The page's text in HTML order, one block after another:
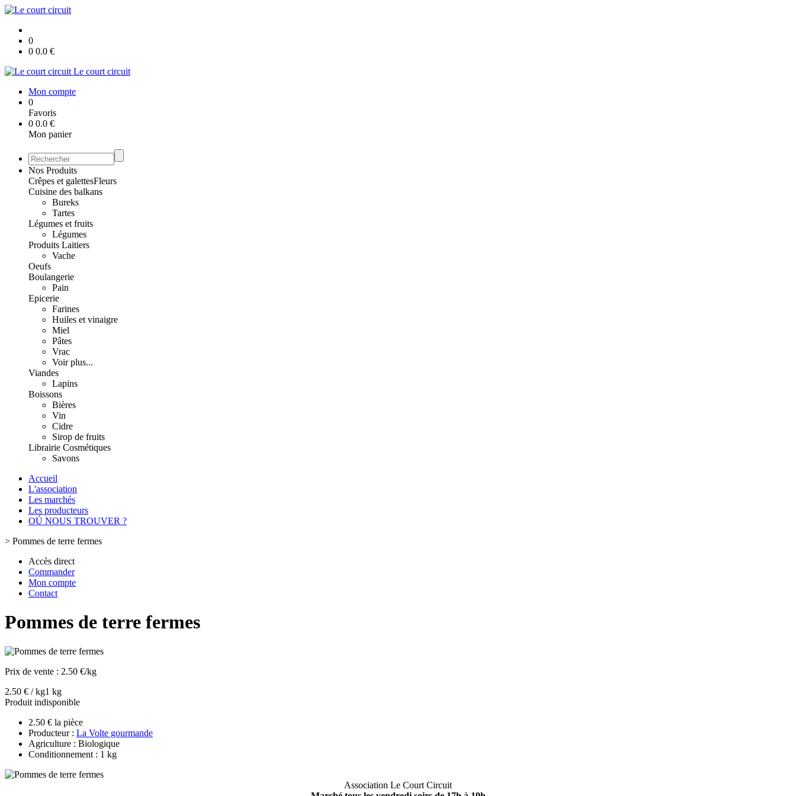
0
0 0.0 €
Le court circuit
Mon compte
0
Favoris
0 0.0 €
Mon panier
Nos Produits
Crêpes et galettesFleurs
Cuisine des balkans
Bureks
Tartes
Légumes et fruits
Légumes
Produits Laitiers
Vache
Oeufs
Boulangerie
Pain
Epicerie
Farines
Huiles et vinaigre
Miel
Pâtes
Vrac
Voir plus...
Viandes
Lapins
Boissons
Bières
Vin
Cidre
Sirop de fruits
Librairie Cosmétiques
Savons
Accueil
L'association
Les marchés
Les producteurs
OÚ NOUS TROUVER ?
> Pommes de terre fermes
Accès direct
Commander
Mon compte
Contact
Pommes de terre fermes
Prix de vente : 2.50 €/kg
2.50 € / kg1 kg
Produit indisponible
2.50 € la pièce
Producteur : La Volte gourmande
Agriculture : Biologique
Conditionnement : 1 kg
Association Le Court Circuit